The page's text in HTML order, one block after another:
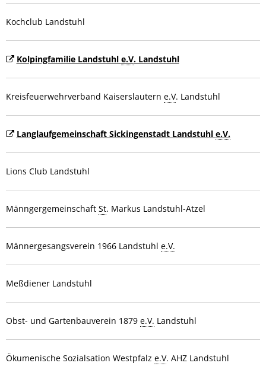
Kochclub Landstuhl
Kolpingfamilie Landstuhl e.V. Landstuhl
Kreisfeuerwehrverband Kaiserslautern e.V. Landstuhl
Langlaufgemeinschaft Sickingenstadt Landstuhl e.V.
Lions Club Landstuhl
Männgergemeinschaft St. Markus Landstuhl-Atzel
Männergesangsverein 1966 Landstuhl e.V.
Meßdiener Landstuhl
Obst- und Gartenbauverein 1879 e.V. Landstuhl
Ökumenische Sozialsation Westpfalz e.V. AHZ Landstuhl